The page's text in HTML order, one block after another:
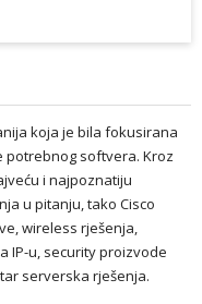
koja je bila fokusirana
softvera. Kroz
i najpoznatiju
u pitanju, tako Cisco
wireless rješenja,
IP-u, security proizvode
serverska rješenja.